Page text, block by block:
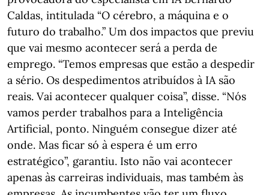
Caldas, intitulada “O cérebro, a máquina e o
futuro do trabalho.” Um dos impactos que previu
que vai mesmo acontecer será a perda de
emprego. “Temos empresas que estão a despedir
a sério. Os despedimentos atribuídos à IA são
reais. Vai acontecer qualquer coisa”, disse. “Nós
vamos perder trabalhos para a Inteligência
Artificial, ponto. Ninguém consegue dizer até
onde. Mas ficar só à espera é um erro
estratégico”, garantiu. Isto não vai acontecer
apenas às carreiras individuais, mas também às